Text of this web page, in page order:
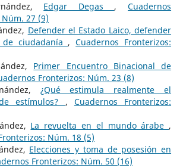
Edgar Degas ,Cuadernos
27 (9)
Defender el Estado Laico, defender
ciudadanía ,Cuadernos Fronterizos:
Primer Encuentro Binacional de
Fronterizos: Núm. 23 (8)
¿Qué estimula realmente el
estímulos? , Cuadernos Fronterizos:
La revuelta en el mundo árabe ,
Núm. 18 (5)
Elecciones y toma de posesión en
Fronterizos: Núm. 50 (16)